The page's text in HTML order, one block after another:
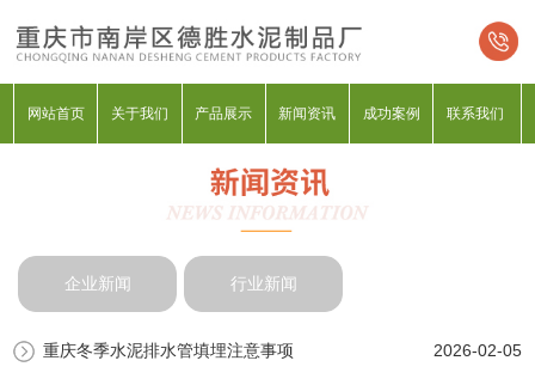
网站首页 关于我们 产品展示 新闻资讯 成功案例 联系我们
企业新闻 行业新闻
重庆冬季水泥排水管填埋注意事项 2026-02-05